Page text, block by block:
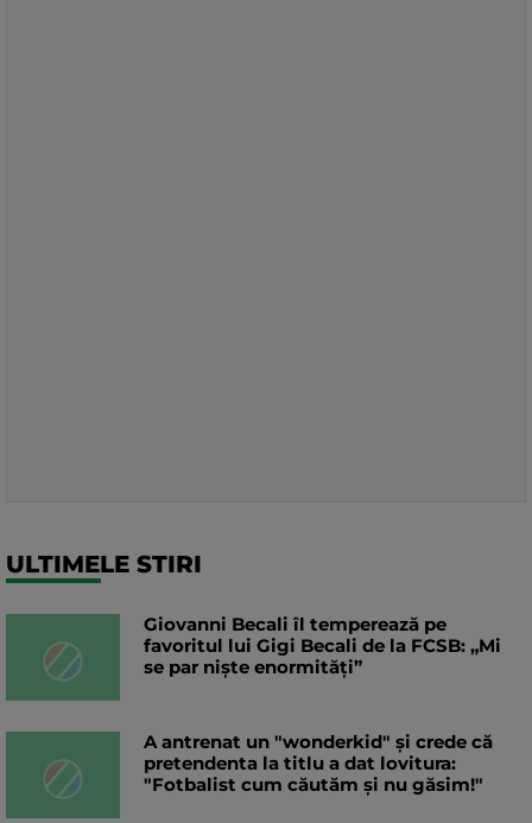
ULTIMELE STIRI
Giovanni Becali îl temperează pe
favoritul lui Gigi Becali de la FCSB: „Mi
se par niște enormități”
A antrenat un "wonderkid" și crede că
pretendenta la titlu a dat lovitura:
"Fotbalist cum căutăm și nu găsim!"